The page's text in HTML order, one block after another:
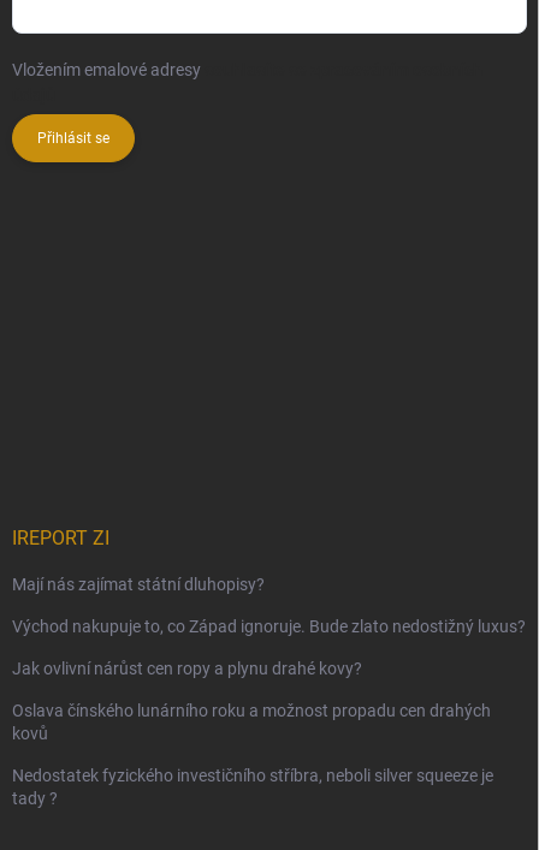
Vložením emalové adresy
Přihlásit se
IREPORT ZI
Mají nás zajímat státní dluhopisy?
Východ nakupuje to, co Západ ignoruje. Bude zlato nedostižný luxus?
Jak ovlivní nárůst cen ropy a plynu drahé kovy?
Oslava čínského lunárního roku a možnost propadu cen drahých
kovů
Nedostatek fyzického investičního stříbra, neboli silver squeeze je
tady ?